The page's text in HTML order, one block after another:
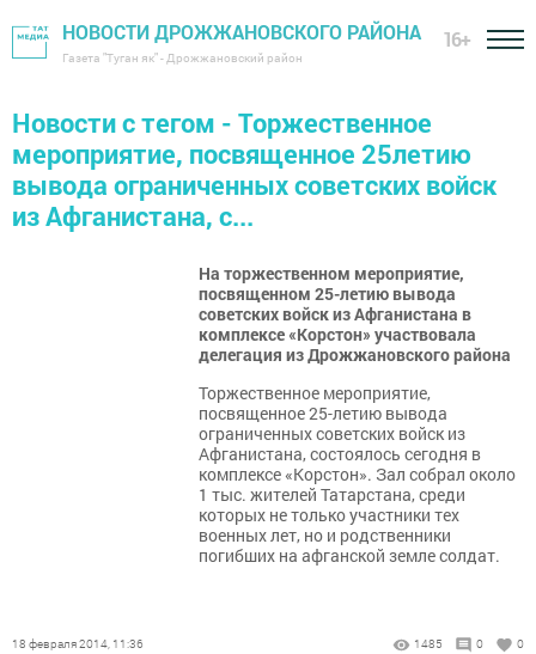
НОВОСТИ ДРОЖЖАНОВСКОГО РАЙОНА
Газета "Туган як" - Дрожжановский район
16+
Новости с тегом - Торжественное
мероприятие, посвященное 25летию
вывода ограниченных советских войск
из Афганистана, с...
На торжественном мероприятие,
посвященном 25-летию вывода
советских войск из Афганистана в
комплексе «Корстон» участвовала
делегация из Дрожжановского района
Торжественное мероприятие,
посвященное 25-летию вывода
ограниченных советских войск из
Афганистана, состоялось сегодня в
комплексе «Корстон». Зал собрал около
1 тыс. жителей Татарстана, среди
которых не только участники тех
военных лет, но и родственники
погибших на афганской земле солдат.
18 февраля 2014, 11:36 1485 0 0